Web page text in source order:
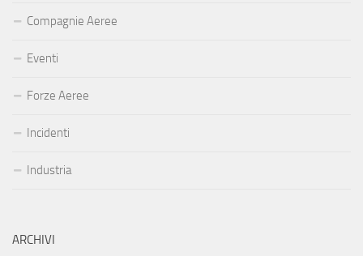
Compagnie Aeree
Eventi
Forze Aeree
Incidenti
Industria
ARCHIVI